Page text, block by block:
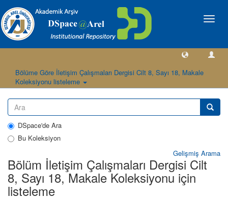
Geçiş
Bölüme Göre İletişim Çalışmaları Dergisi Cilt 8, Sayı 18, Makale
Koleksiyonu listeleme
DSpace'de Ara
Bu Koleksiyon
Gelişmiş Arama
Bölüm İletişim Çalışmaları Dergisi Cilt
8, Sayı 18, Makale Koleksiyonu için
listeleme